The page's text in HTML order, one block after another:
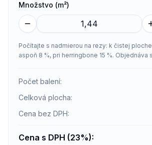
Množstvo (m²)
Počítajte s nadmierou na rezy: k čistej
aspoň 8 %, pri herringbone 15 %. Objednáva
Počet balení:
Celková plocha:
Cena bez DPH:
Cena s DPH (23%):